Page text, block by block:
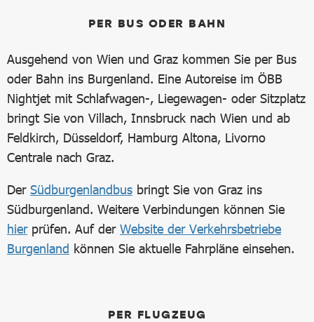
PER BUS ODER BAHN
Ausgehend von Wien und Graz kommen Sie per Bus
oder Bahn ins Burgenland. Eine Autoreise im ÖBB
Nightjet mit Schlafwagen-, Liegewagen- oder Sitzplatz
bringt Sie von Villach, Innsbruck nach Wien und ab
Feldkirch, Düsseldorf, Hamburg Altona, Livorno
Centrale nach Graz.
Der Südburgenlandbus bringt Sie von Graz ins
Südburgenland. Weitere Verbindungen können Sie
hierprüfen. Auf der Website der Verkehrsbetriebe
Burgenland können Sie aktuelle Fahrpläne einsehen.
PER FLUGZEUG